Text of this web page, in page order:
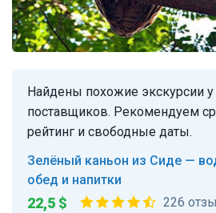
Найдены похожие экскурсии у
поставщиков. Рекомендуем
рейтинг и свободные даты.
Зелёный каньон из Сиде —
обед и напитки
22,5 $ 226